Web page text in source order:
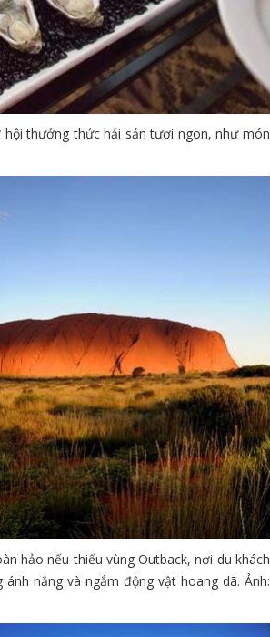
thưởng thức hải sản tươi ngon, như món
hảo nếu thiếu vùng Outback, nơi du khách
nắng và ngắm động vật hoang dã. Ảnh: